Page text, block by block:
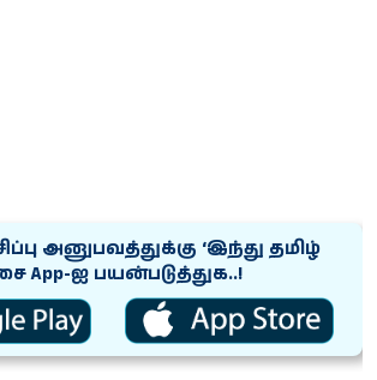
அனுபவத்துக்கு ‘இந்து தமிழ்
App-ஐ பயன்படுத்துக..!